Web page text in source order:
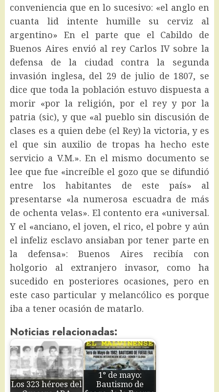
conveniencia que en lo sucesivo: «el anglo en
cuanta lid intente humille su cerviz al
argentino» En el parte que el Cabildo de
Buenos Aires envió al rey Carlos IV sobre la
defensa de la ciudad contra la segunda
invasión inglesa, del 29 de julio de 1807, se
dice que toda la población estuvo dispuesta a
morir «por la religión, por el rey y por la
patria (sic), y que «al pueblo sin discusión de
clases es a quien debe (el Rey) la victoria, y es
el que sin auxilio de tropas ha hecho este
servicio a V.M.». En el mismo documento se
lee que fue «increíble el gozo que se difundió
entre los habitantes de este país» al
presentarse «la numerosa escuadra de más
de ochenta velas». El contento era «universal.
Y el «anciano, el joven, el rico, el pobre y aún
el infeliz esclavo ansiaban por tener parte en
la defensa»: Buenos Aires recibía con
holgorio al extranjero invasor, como ha
sucedido en posteriores ocasiones, pero en
este caso particular y melancólico es porque
iba a tener ocasión de matarlo.
Noticias relacionadas:
Los 323 héroes del
1° de mayo:
Bautismo de